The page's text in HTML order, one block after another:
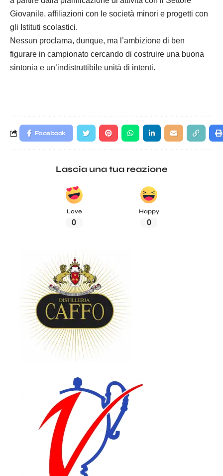
Giovanile, affiliazioni con le società minori e progetti con
gli Istituti scolastici.
Nessun proclama, dunque, ma l’ambizione di ben
figurare in campionato cercando di costruire una buona
sintonia e un’indistruttibile unità di intenti.
Facebook
Lascia una tua reazione
Love
0
Happy
0